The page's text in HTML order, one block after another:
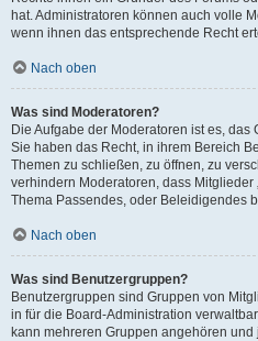
hat. Administratoren können auch volle
wenn ihnen das entsprechende Recht
Nach oben
Was sind Moderatoren?
Die Aufgabe der Moderatoren ist es,
Sie haben das Recht, in ihrem Bereich
Themen zu schließen, zu öffnen, zu
verhindern Moderatoren, dass Mitglieder
Thema Passendes, oder Beleidigendes
Nach oben
Was sind Benutzergruppen?
Benutzergruppen sind Gruppen von
in für die Board-Administration
kann mehreren Gruppen angehören